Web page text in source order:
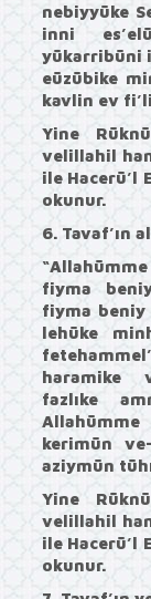
nebiyyüke
inni
yükarribüni
eüzübike
kavlin ev
Yine
velillahil
ile Hacerü’l
okunur.
6. Tavaf’ın
fiyma
fiyma beniy
lehüke
haramike
fazlıke
kerimün
aziymün
Yine
velillahil
ile Hacerü’l
okunur.